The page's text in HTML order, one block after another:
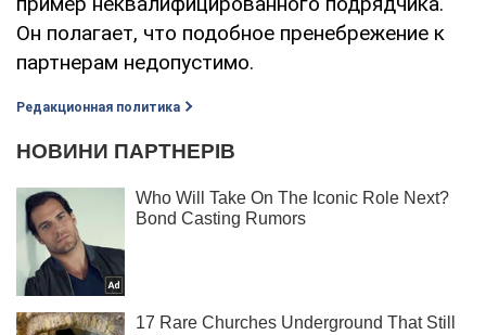
Он полагает, что подобное пренебрежение к
партнерам недопустимо.
Редакционная политика